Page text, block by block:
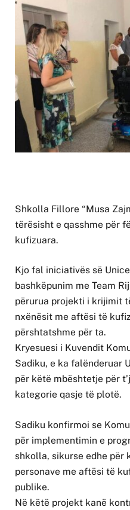
Shkolla Fillore “Musa
tërësisht e qasshme për
kufizuara.
Kjo fal iniciativës së
bashkëpunim me Team
përurua projekti i krijimit
nxënësit me aftësi të
përshtatshme për ta.
Kryesuesi i Kuvendit
Sadiku, e ka falënderuar
për këtë mbështetje për
kategorie qasje të plotë.
Sadiku konfirmoi se
për implementimin e
shkolla, sikurse edhe për
personave me aftësi të
publike.
Në këtë projekt kanë